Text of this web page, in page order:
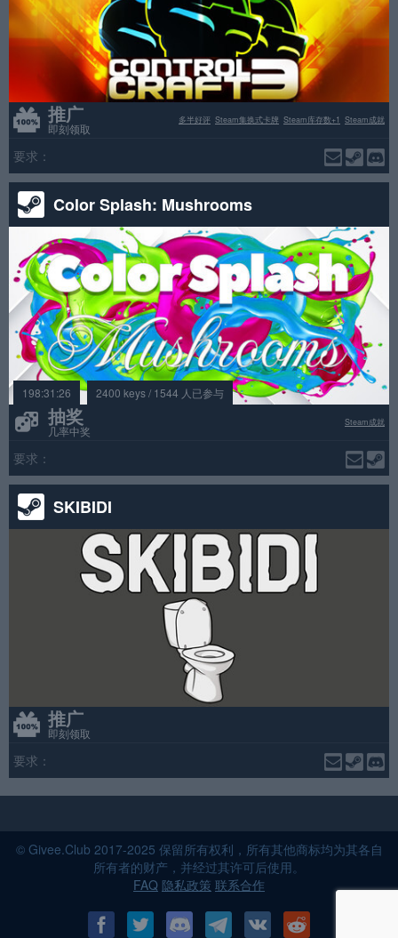
推广
即刻领取
Steam成就
Steam库存数+1
Steam集换式卡牌
多半好评
要求：
Color Splash: Mushrooms
198:31:26 2400 keys / 1544 人已参与
抽奖
几率中奖
Steam成就
要求：
SKIBIDI
推广
即刻领取
要求：
© Givee.Club 2017-2025 保留所有权利，所有其他商标均为其各自
所有者的财产，并经过其许可后使用。
FAQ 隐私政策 联系合作